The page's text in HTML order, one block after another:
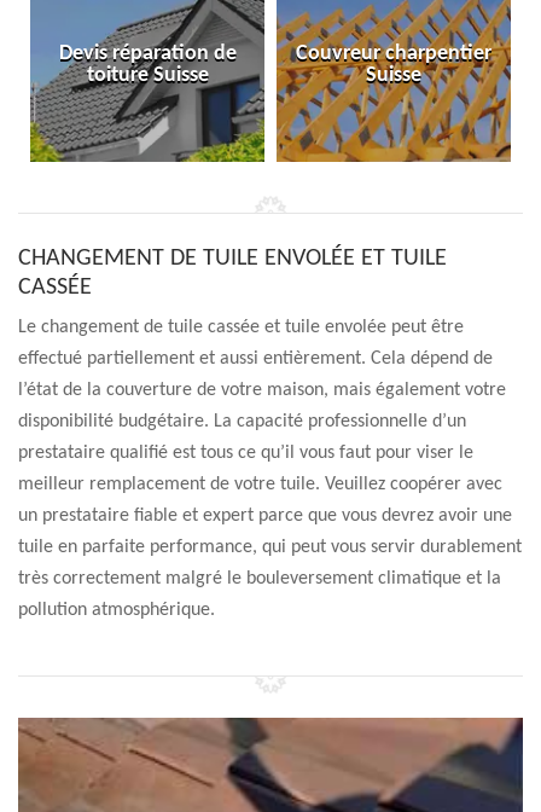
Devis réparation de
toiture Suisse
Couvreur charpentier
Suisse
CHANGEMENT DE TUILE ENVOLÉE ET TUILE
CASSÉE
Le changement de tuile cassée et tuile envolée peut être
effectué partiellement et aussi entièrement. Cela dépend de
l’état de la couverture de votre maison, mais également votre
disponibilité budgétaire. La capacité professionnelle d’un
prestataire qualifié est tous ce qu’il vous faut pour viser le
meilleur remplacement de votre tuile. Veuillez coopérer avec
un prestataire fiable et expert parce que vous devrez avoir une
tuile en parfaite performance, qui peut vous servir durablement
très correctement malgré le bouleversement climatique et la
pollution atmosphérique.